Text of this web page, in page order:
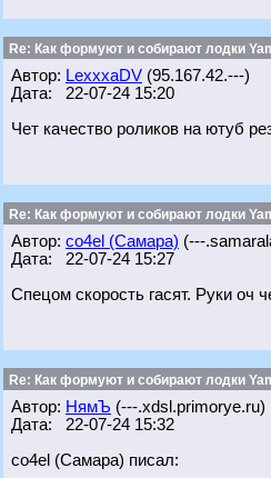
Re: Как формуют и собирают лодки
Автор: LexxxaDV (95.167.42.---)
Дата: 22-07-24 15:20
Чет качество роликов на ютуб
Re: Как формуют и собирают лодки
Автор: co4el (Самара) (---
Дата: 22-07-24 15:27
Спецом скорость гасят. Руки оч
Re: Как формуют и собирают лодки
Автор: НямЪ (---.xdsl.primorye.ru)
Дата: 22-07-24 15:32
co4el (Самара) писал: